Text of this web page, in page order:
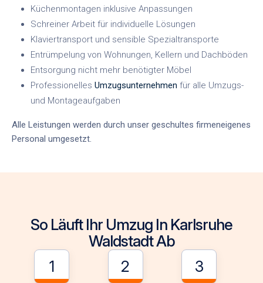
Küchenmontagen inklusive Anpassungen
Schreiner Arbeit für individuelle Lösungen
Klaviertransport und sensible Spezialtransporte
Entrümpelung von Wohnungen, Kellern und Dachböden
Entsorgung nicht mehr benötigter Möbel
Professionelles Umzugsunternehmen für alle Umzugs-
und Montageaufgaben
Alle Leistungen werden durch unser geschultes firmeneigenes
Personal umgesetzt.
So Läuft Ihr Umzug In Karlsruhe
Waldstadt Ab
1
2
3